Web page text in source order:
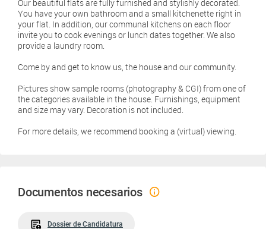
Our beautiful flats are fully furnished and stylishly decorated.
You have your own bathroom and a small kitchenette right in
your flat. In addition, our communal kitchens on each floor
invite you to cook evenings or lunch dates together. We also
provide a laundry room.
Come by and get to know us, the house and our community.
Pictures show sample rooms (photography & CGI) from one of
the categories available in the house. Furnishings, equipment
and size may vary. Decoration is not included.
For more details, we recommend booking a (virtual) viewing.
Documentos necesarios
Dossier de Candidatura